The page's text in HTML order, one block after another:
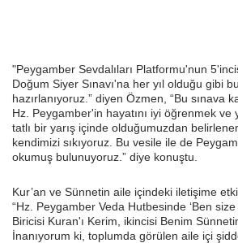
"Peygamber Sevdalıları Platformu'nun
Doğum Siyer Sınavı'na her yıl olduğu gibi
hazırlanıyoruz.” diyen Özmen, “Bu sınava
Hz. Peygamber'in hayatını iyi öğrenmek ve
tatlı bir yarış içinde olduğumuzdan
kendimizi sıkıyoruz. Bu vesile ile de
okumuş bulunuyoruz.” diye konuştu.
Kur’an ve Sünnetin aile içindeki iletişime
“Hz. Peygamber Veda Hutbesinde ‘Ben size
Biricisi Kuran'ı Kerim, ikincisi Benim
İnanıyorum ki, toplumda görülen aile içi